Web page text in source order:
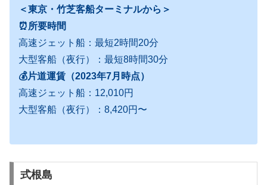
＜東京・竹芝客船ターミナルから＞
⏰所要時間
高速ジェット船：最短2時間20分
大型客船（夜行）：最短8時間30分
💰片道運賃（2023年7月時点）
高速ジェット船：12,010円
大型客船（夜行）：8,420円〜
式根島